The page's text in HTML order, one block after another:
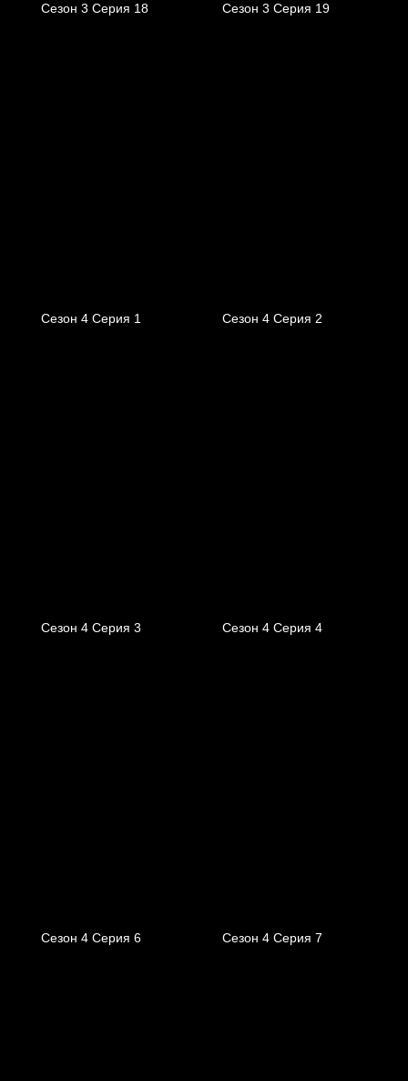
Сезон 3 Серия 18 Сезон 3 Серия 19
Сезон 4 Серия 1 Сезон 4 Серия 2
Сезон 4 Серия 3 Сезон 4 Серия 4
Сезон 4 Серия 6 Сезон 4 Серия 7